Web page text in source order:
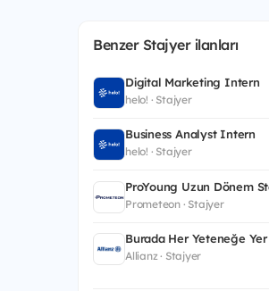
Benzer Stajyer ilanları
Digital Marketing Intern
helo! · Stajyer
Business Analyst Intern
helo! · Stajyer
ProYoung Uzun Dönem
Prometeon · Stajyer
Burada Her Yeteneğe Yer
Allianz · Stajyer